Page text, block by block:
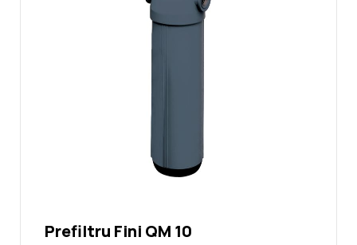
Prefiltru Fini QM 10